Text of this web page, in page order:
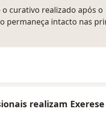
o curativo realizado após o
permaneça intacto nas
realizam